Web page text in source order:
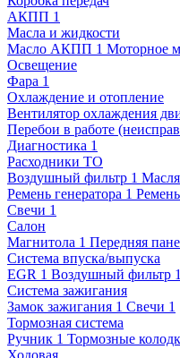
АКПП 1
Масла и жидкости
Масло АКПП 1 Моторное
Освещение
Фара 1
Охлаждение и отопление
Вентилятор охлаждения
Перебои в работе
Диагностика 1
Расходники ТО
Воздушный фильтр 1
Ремень генератора 1
Свечи 1
Салон
Магнитола 1 Передняя
Система впуска/выпуска
EGR 1 Воздушный фильтр 1
Система зажигания
Замок зажигания 1 Свечи 1
Тормозная система
Ручник 1 Тормозные